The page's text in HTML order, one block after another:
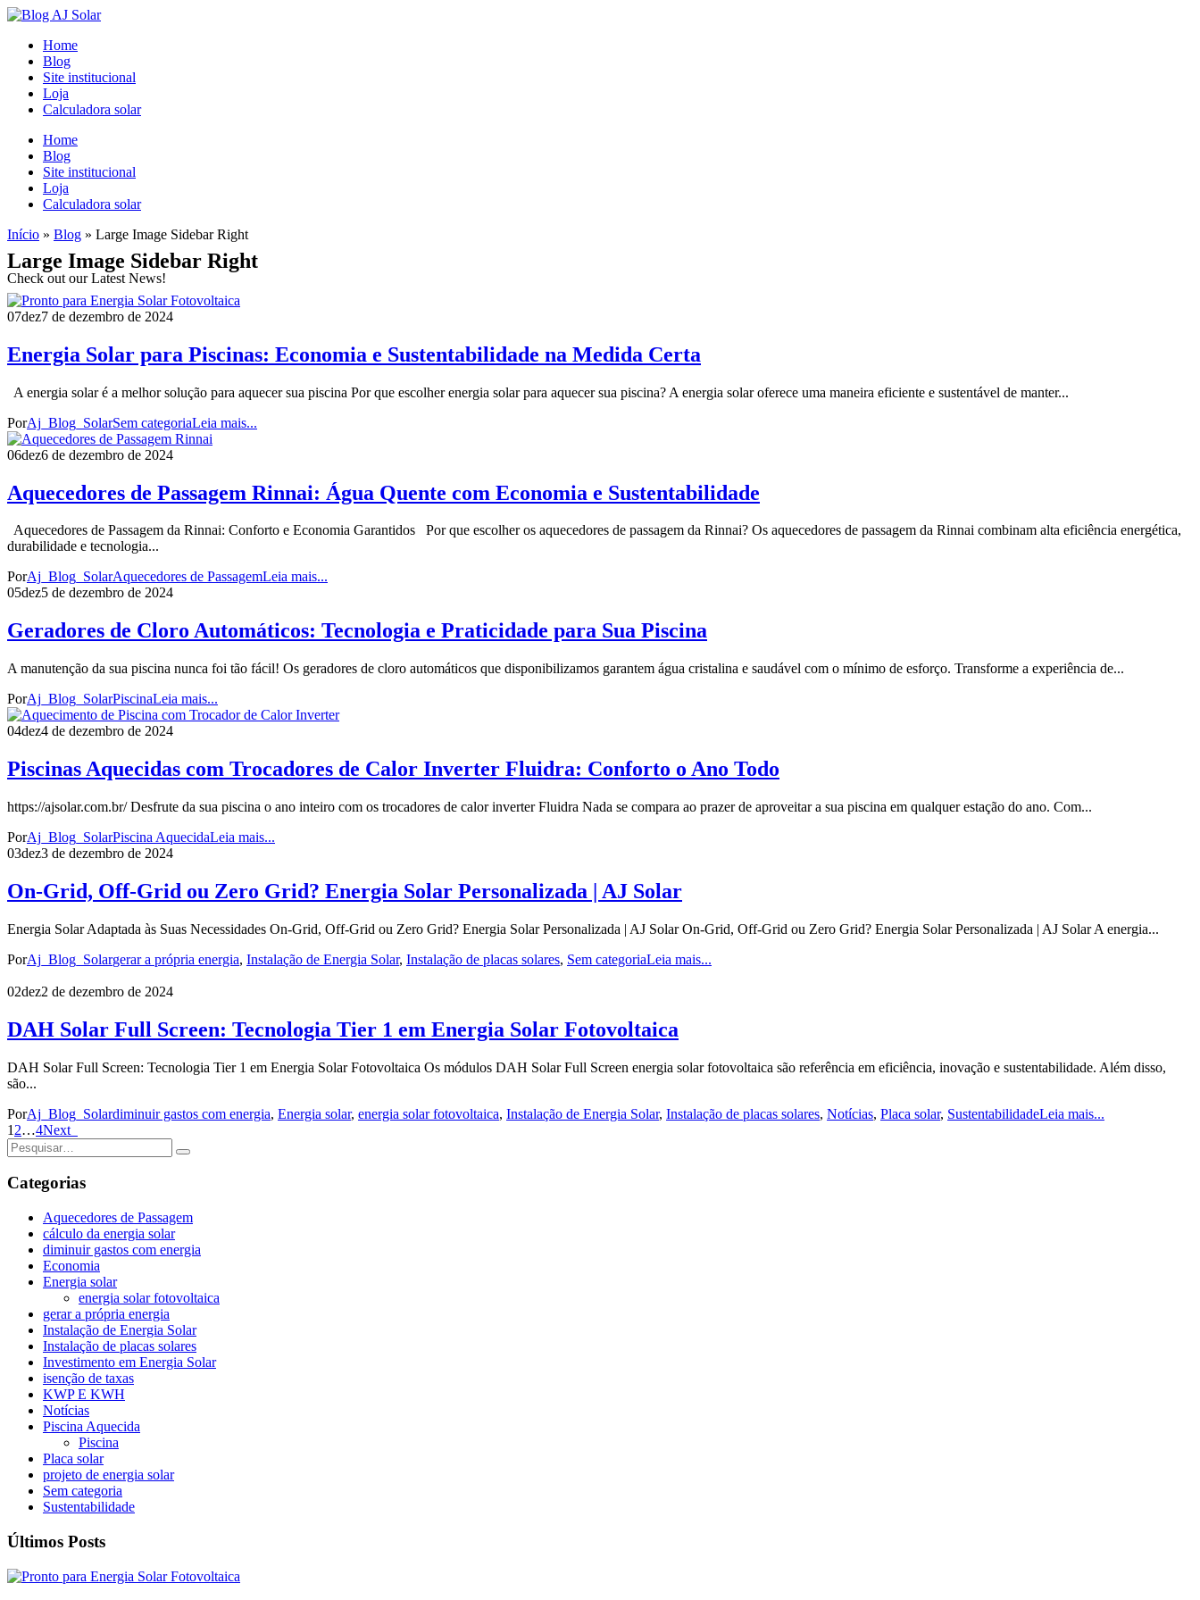
Home
Blog
Site institucional
Loja
Calculadora solar
Home
Blog
Site institucional
Loja
Calculadora solar
Início » Blog » Large Image Sidebar Right
Large Image Sidebar Right
Check out our Latest News!
07dez7 de dezembro de 2024
Energia Solar para Piscinas: Economia e Sustentabilidade na Medida Certa
A energia solar é a melhor solução para aquecer sua piscina Por que escolher energia solar para aquecer sua piscina? A energia solar oferece uma maneira eficiente e sustentável de manter...
PorAj_Blog_SolarSem categoriaLeia mais...
06dez6 de dezembro de 2024
Aquecedores de Passagem Rinnai: Água Quente com Economia e Sustentabilidade
Aquecedores de Passagem da Rinnai: Conforto e Economia Garantidos Por que escolher os aquecedores de passagem da Rinnai? Os aquecedores de passagem da Rinnai combinam alta eficiência energética,
durabilidade e tecnologia...
PorAj_Blog_SolarAquecedores de PassagemLeia mais...
05dez5 de dezembro de 2024
Geradores de Cloro Automáticos: Tecnologia e Praticidade para Sua Piscina
A manutenção da sua piscina nunca foi tão fácil! Os geradores de cloro automáticos que disponibilizamos garantem água cristalina e saudável com o mínimo de esforço. Transforme a experiência de...
PorAj_Blog_SolarPiscinaLeia mais...
04dez4 de dezembro de 2024
Piscinas Aquecidas com Trocadores de Calor Inverter Fluidra: Conforto o Ano Todo
https://ajsolar.com.br/ Desfrute da sua piscina o ano inteiro com os trocadores de calor inverter Fluidra Nada se compara ao prazer de aproveitar a sua piscina em qualquer estação do ano. Com...
PorAj_Blog_SolarPiscina AquecidaLeia mais...
03dez3 de dezembro de 2024
On-Grid, Off-Grid ou Zero Grid? Energia Solar Personalizada | AJ Solar
Energia Solar Adaptada às Suas Necessidades On-Grid, Off-Grid ou Zero Grid? Energia Solar Personalizada | AJ Solar On-Grid, Off-Grid ou Zero Grid? Energia Solar Personalizada | AJ Solar A energia...
PorAj_Blog_Solargerar a própria energia, Instalação de Energia Solar, Instalação de placas solares, Sem categoriaLeia mais...
02dez2 de dezembro de 2024
DAH Solar Full Screen: Tecnologia Tier 1 em Energia Solar Fotovoltaica
DAH Solar Full Screen: Tecnologia Tier 1 em Energia Solar Fotovoltaica Os módulos DAH Solar Full Screen energia solar fotovoltaica são referência em eficiência, inovação e sustentabilidade. Além disso,
são...
PorAj_Blog_Solardiminuir gastos com energia, Energia solar, energia solar fotovoltaica, Instalação de Energia Solar, Instalação de placas solares, Notícias, Placa solar, SustentabilidadeLeia mais...
1 2…4Next
Categorias
Aquecedores de Passagem
cálculo da energia solar
diminuir gastos com energia
Economia
Energia solar
energia solar fotovoltaica
gerar a própria energia
Instalação de Energia Solar
Instalação de placas solares
Investimento em Energia Solar
isenção de taxas
KWP E KWH
Notícias
Piscina Aquecida
Piscina
Placa solar
projeto de energia solar
Sem categoria
Sustentabilidade
Últimos Posts